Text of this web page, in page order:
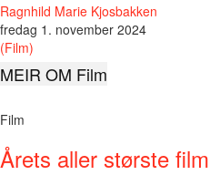
Ragnhild Marie Kjosbakken
fredag 1. november 2024
(Film)
MEIR OM Film
Film
Årets aller største